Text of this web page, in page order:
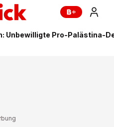
Unbewilligte Pro-Palästina-